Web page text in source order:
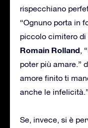
rispecchiano
“Ognuno porta in
piccolo cimitero di
Romain Rolland,
poter più amare.”
amore finito ti
anche le
Se, invece, si è